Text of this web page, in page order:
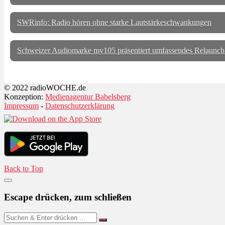
SWRinfo: Radio hören ohne starke Lautstärkeschwankungen
Schweizer Audiomarke my105 präsentiert umfassendes
© 2022 radioWOCHE.de
Konzeption: Medienagentur Babelsberg
Impressum - Datenschutzerklärung
Back to Top
Escape drücken, zum schließen